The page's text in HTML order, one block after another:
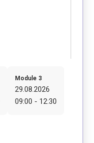
Module 3
29.08.2026
09:00 - 12:30